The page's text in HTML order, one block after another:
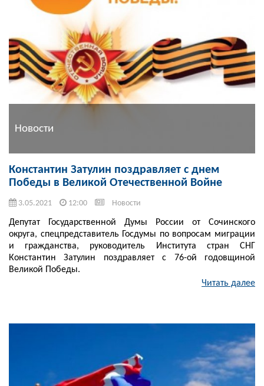
Новости
Константин Затулин поздравляет с днем
Победы в Великой Отечественной Войне
3.05.2021 12:00 Новости
Депутат Государственной Думы России от Сочинского
округа, спецпредставитель Госдумы по вопросам миграции
и гражданства, руководитель Института стран СНГ
Константин Затулин поздравляет с 76-ой годовщиной
Великой Победы.
Читать далее